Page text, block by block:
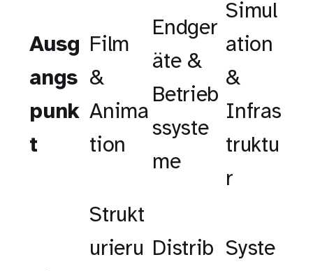
Ausg
angs
punk
t
Film
&
Anima
tion
Endger
äte &
Betrieb
ssyste
me
Simul
ation
&
Infras
truktu
r
Strukt
urieru Distrib Syste